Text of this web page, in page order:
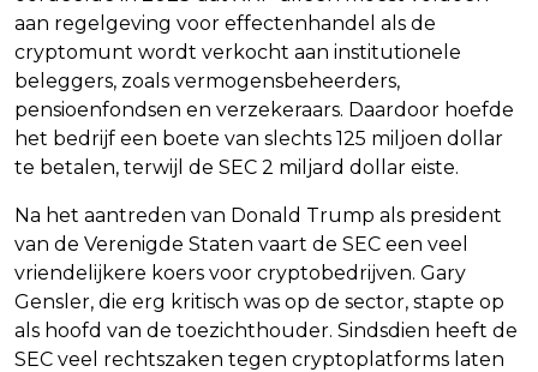
aan regelgeving voor effectenhandel als de
cryptomunt wordt verkocht aan institutionele
beleggers, zoals vermogensbeheerders,
pensioenfondsen en verzekeraars. Daardoor hoefde
het bedrijf een boete van slechts 125 miljoen dollar
te betalen, terwijl de SEC 2 miljard dollar eiste.
Na het aantreden van Donald Trump als president
van de Verenigde Staten vaart de SEC een veel
vriendelijkere koers voor cryptobedrijven. Gary
Gensler, die erg kritisch was op de sector, stapte op
als hoofd van de toezichthouder. Sindsdien heeft de
SEC veel rechtszaken tegen cryptoplatforms laten